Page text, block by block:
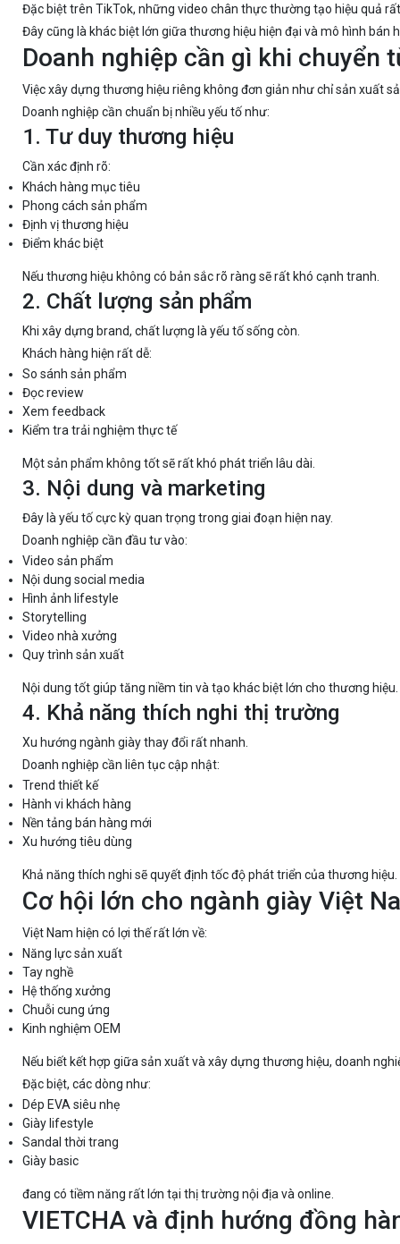
Đặc biệt trên TikTok, những video chân thực thường tạo hiệu quả
Đây cũng là khác biệt lớn giữa thương hiệu hiện đại và mô hình bán
Doanh nghiệp cần gì khi chuyển
Việc xây dựng thương hiệu riêng không đơn giản như chỉ sản xuất
Doanh nghiệp cần chuẩn bị nhiều yếu tố như:
1. Tư duy thương hiệu
Cần xác định rõ:
Khách hàng mục tiêu
Phong cách sản phẩm
Định vị thương hiệu
Điểm khác biệt
Nếu thương hiệu không có bản sắc rõ ràng sẽ rất khó cạnh tranh.
2. Chất lượng sản phẩm
Khi xây dựng brand, chất lượng là yếu tố sống còn.
Khách hàng hiện rất dễ:
So sánh sản phẩm
Đọc review
Xem feedback
Kiểm tra trải nghiệm thực tế
Một sản phẩm không tốt sẽ rất khó phát triển lâu dài.
3. Nội dung và marketing
Đây là yếu tố cực kỳ quan trọng trong giai đoạn hiện nay.
Doanh nghiệp cần đầu tư vào:
Video sản phẩm
Nội dung social media
Hình ảnh lifestyle
Storytelling
Video nhà xưởng
Quy trình sản xuất
Nội dung tốt giúp tăng niềm tin và tạo khác biệt lớn cho thương hiệu.
4. Khả năng thích nghi thị trường
Xu hướng ngành giày thay đổi rất nhanh.
Doanh nghiệp cần liên tục cập nhật:
Trend thiết kế
Hành vi khách hàng
Nền tảng bán hàng mới
Xu hướng tiêu dùng
Khả năng thích nghi sẽ quyết định tốc độ phát triển của thương hiệu.
Cơ hội lớn cho ngành giày Việt
Việt Nam hiện có lợi thế rất lớn về:
Năng lực sản xuất
Tay nghề
Hệ thống xưởng
Chuỗi cung ứng
Kinh nghiệm OEM
Nếu biết kết hợp giữa sản xuất và xây dựng thương hiệu, doanh
Đặc biệt, các dòng như:
Dép EVA siêu nhẹ
Giày lifestyle
Sandal thời trang
Giày basic
đang có tiềm năng rất lớn tại thị trường nội địa và online.
VIETCHA và định hướng đồng